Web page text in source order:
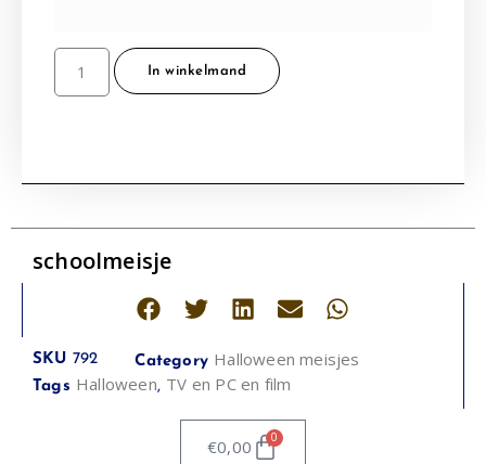
In winkelmand
schoolmeisje
SKU 792 Category Halloween meisjes
Tags Halloween, TV en PC en film
€0,00 0